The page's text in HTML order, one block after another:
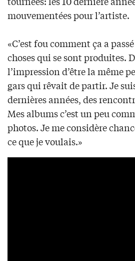
mouvementées pour l’artiste.
«C’est fou comment ça a
choses qui se sont produites.
l’impression d’être la même
gars qui rêvait de partir. Je
dernières années, des
Mes albums c’est un peu
photos. Je me considère
ce que je voulais.»